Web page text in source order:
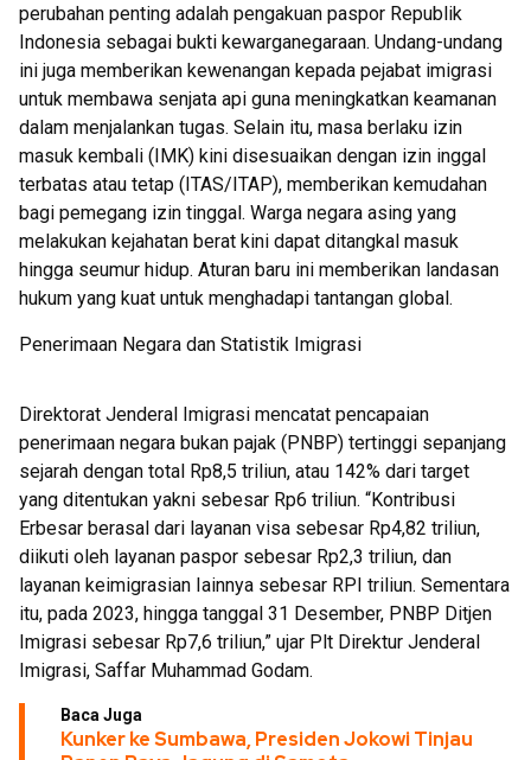
perubahan penting adalah pengakuan paspor Republik
Indonesia sebagai bukti kewarganegaraan. Undang-undang
ini juga memberikan kewenangan kepada pejabat imigrasi
untuk membawa senjata api guna meningkatkan keamanan
dalam menjalankan tugas. Selain itu, masa berlaku izin
masuk kembali (IMK) kini disesuaikan dengan izin inggal
terbatas atau tetap (ITAS/ITAP), memberikan kemudahan
bagi pemegang izin tinggal. Warga negara asing yang
melakukan kejahatan berat kini dapat ditangkal masuk
hingga seumur hidup. Aturan baru ini memberikan landasan
hukum yang kuat untuk menghadapi tantangan global.
Penerimaan Negara dan Statistik Imigrasi
Direktorat Jenderal Imigrasi mencatat pencapaian
penerimaan negara bukan pajak (PNBP) tertinggi sepanjang
sejarah dengan total Rp8,5 triliun, atau 142% dari target
yang ditentukan yakni sebesar Rp6 triliun. “Kontribusi
Erbesar berasal dari layanan visa sebesar Rp4,82 triliun,
diikuti oleh layanan paspor sebesar Rp2,3 triliun, dan
layanan keimigrasian Iainnya sebesar RPI triliun. Sementara
itu, pada 2023, hingga tanggal 31 Desember, PNBP Ditjen
Imigrasi sebesar Rp7,6 triliun,” ujar Plt Direktur Jenderal
Imigrasi, Saffar Muhammad Godam.
Baca Juga
Kunker ke Sumbawa, Presiden Jokowi Tinjau